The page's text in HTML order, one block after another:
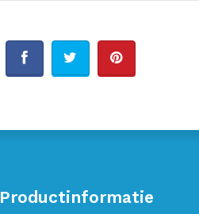
Productinformatie